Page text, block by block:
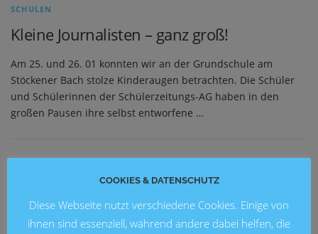
SCHULEN
Kleine Journalisten – ganz groß!
Am 25. und 26. 01 konnten wir an der Grundschule am
Stöckener Bach stolze Kinderaugen betrachten. Die Schüler
und Schülerinnen der Schülerzeitungs-AG haben in den
großen Pausen ihre selbst entworfene …
NEUESTE BEITRÄGE
Blick in die Zukunft: Kunstausstellung 2026 an der
Grundschule Marienwerder
COOKIES & DATENSCHUTZ
Diese Webseite nutzt verschiedene Cookies. Einige von
ihnen sind essenziell, während andere dabei helfen, die